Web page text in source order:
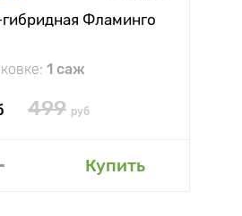
Фламинго
1 саж
499 руб
Купить